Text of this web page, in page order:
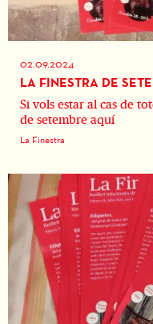
02.09.2024
LA FINESTRA DE
Si vols estar al cas de
de setembre aquí
La Finestra